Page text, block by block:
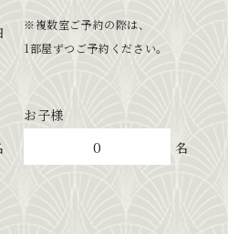
※複数室ご予約の際は、
1部屋ずつご予約ください。
お子様
0 名